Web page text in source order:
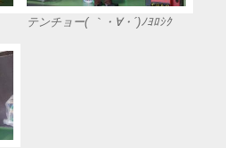
テンチョー( ｀・∀・´)ﾉﾖﾛｼｸ